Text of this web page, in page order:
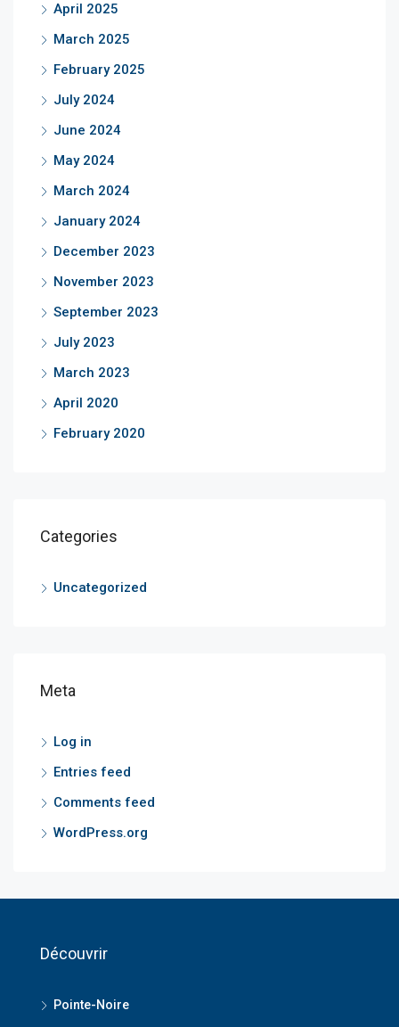
April 2025
March 2025
February 2025
July 2024
June 2024
May 2024
March 2024
January 2024
December 2023
November 2023
September 2023
July 2023
March 2023
April 2020
February 2020
Categories
Uncategorized
Meta
Log in
Entries feed
Comments feed
WordPress.org
Découvrir
Pointe-Noire